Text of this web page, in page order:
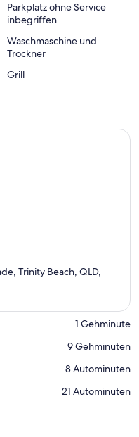
Parkplatz ohne Service
inbegriffen
Waschmaschine und
Trockner
Grill
Trinity Beach, QLD,
‪1 Gehminute‬
‪9 Gehminuten‬
‪8 Autominuten‬
‪21 Autominuten‬